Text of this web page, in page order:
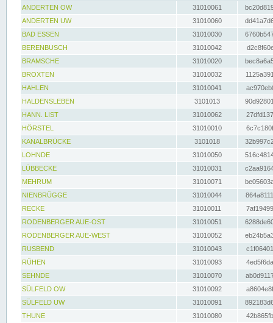
ANDERTEN OW
31010061
ANDERTEN UW
31010060
BAD ESSEN
31010030
BERENBUSCH
31010042
BRAMSCHE
31010020
BROXTEN
31010032
HAHLEN
31010041
HALDENSLEBEN
3101013
HANN. LIST
31010062
HÖRSTEL
31010010
KANALBRÜCKE
3101018
LOHNDE
31010050
LÜBBECKE
31010031
MEHRUM
31010071
NIENBRÜGGE
31010044
RECKE
31010011
RODENBERGER AUE-OST
31010051
RODENBERGER AUE-WEST
31010052
RUSBEND
31010043
RÜHEN
31010093
SEHNDE
31010070
SÜLFELD OW
31010092
SÜLFELD UW
31010091
THUNE
31010080